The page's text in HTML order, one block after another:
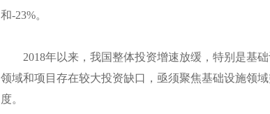
和-23%。
2018年以来，我国整体投资增速放缓，特别是基
领域和项目存在较大投资缺口，亟须聚焦基础设施领
度。